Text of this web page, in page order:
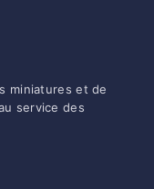
miniatures et de
service des